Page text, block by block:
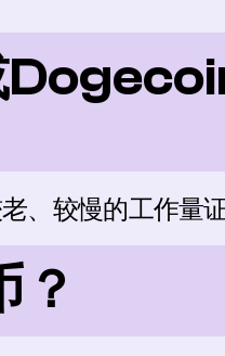
、较慢的工作量证
？